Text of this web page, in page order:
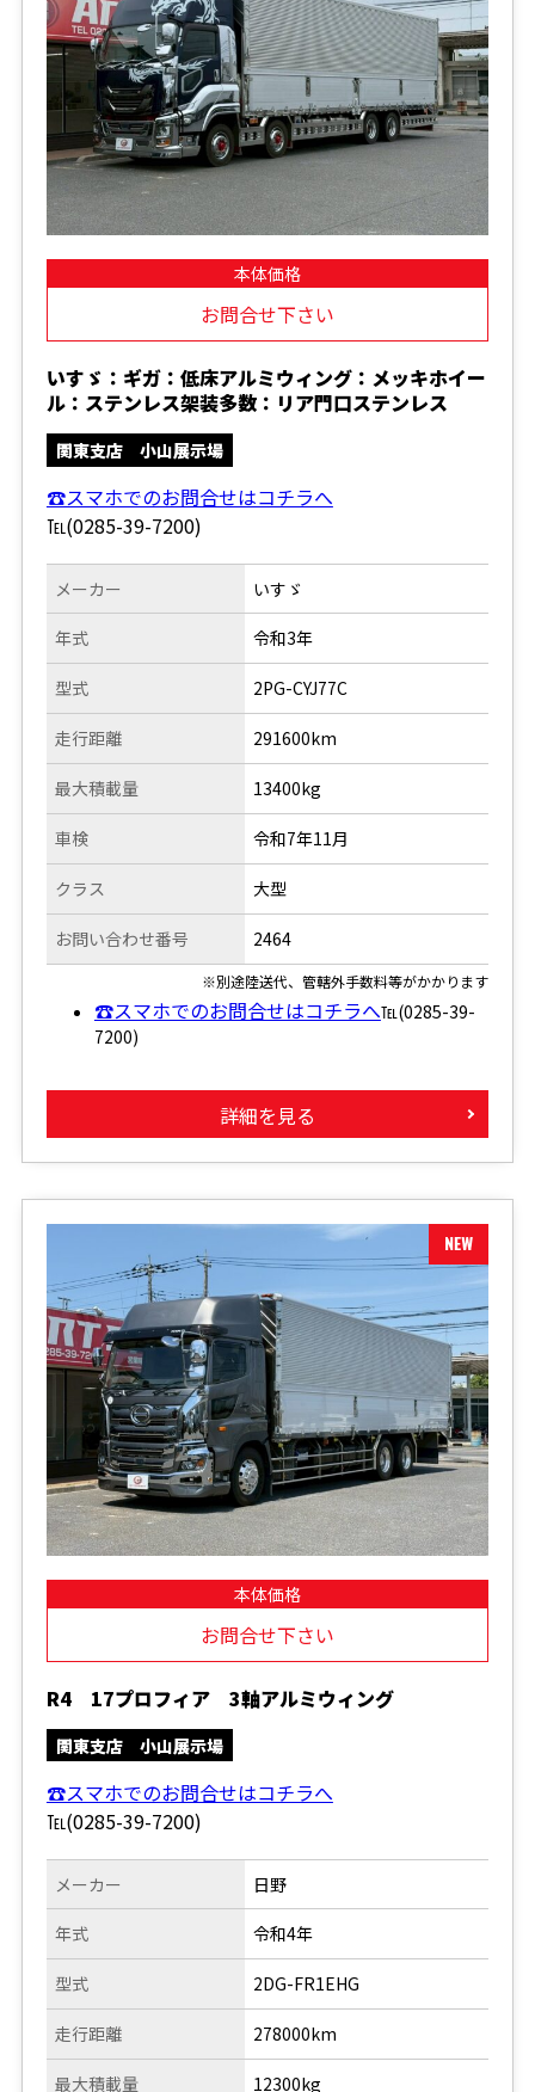
本体価格
お問合せ下さい
いすゞ：ギガ：低床アルミウィング：メッキホイー
ル：ステンレス架装多数：リア門口ステンレス
関東支店 小山展示場
☎スマホでのお問合せはコチラへ
℡(0285-39-7200)
メーカー
年式
型式
走行距離
いすゞ
令和3年
2PG-CYJ77C
291600km
最大積載量
車検
クラス
お問い合わせ番号
13400kg
令和7年11月
大型
2464
※別途陸送代、管轄外手数料等がかかります
☎スマホでのお問合せはコチラへ℡(0285-39-
7200)
詳細を見る
本体価格
お問合せ下さい
R4 17プロフィア 3軸アルミウィング
関東支店 小山展示場
☎スマホでのお問合せはコチラへ
℡(0285-39-7200)
メーカー
年式
型式
走行距離
日野
令和4年
2DG-FR1EHG
278000km
最大積載量 12300kg